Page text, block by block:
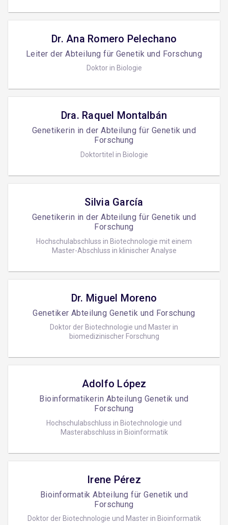
Dr. Ana Romero Pelechano
Leiter der Abteilung für Genetik und Forschung
Doktor in Biologie
Dra. Raquel Montalbán
Genetikerin in der Abteilung für Genetik und
Forschung
Doktortitel in Biologie
Silvia García
Genetikerin in der Abteilung für Genetik und
Forschung
Hochschulabschluss in Biotechnologie mit einem
Master-Abschluss in klinischer Analyse
Dr. Miguel Moreno
Genetiker Abteilung Genetik und Forschung
Doktor der Biotechnologie und Master in
biomedizinischer Forschung
Adolfo López
Bioinformatikerin Abteilung Genetik und
Forschung
Hochschulabschluss in Biotechnologie und
Masterabschluss in Bioinformatik
Irene Pérez
Bioinformatik Abteilung für Genetik und
Forschung
Doktor der Biotechnologie und Master in Bioinformatik